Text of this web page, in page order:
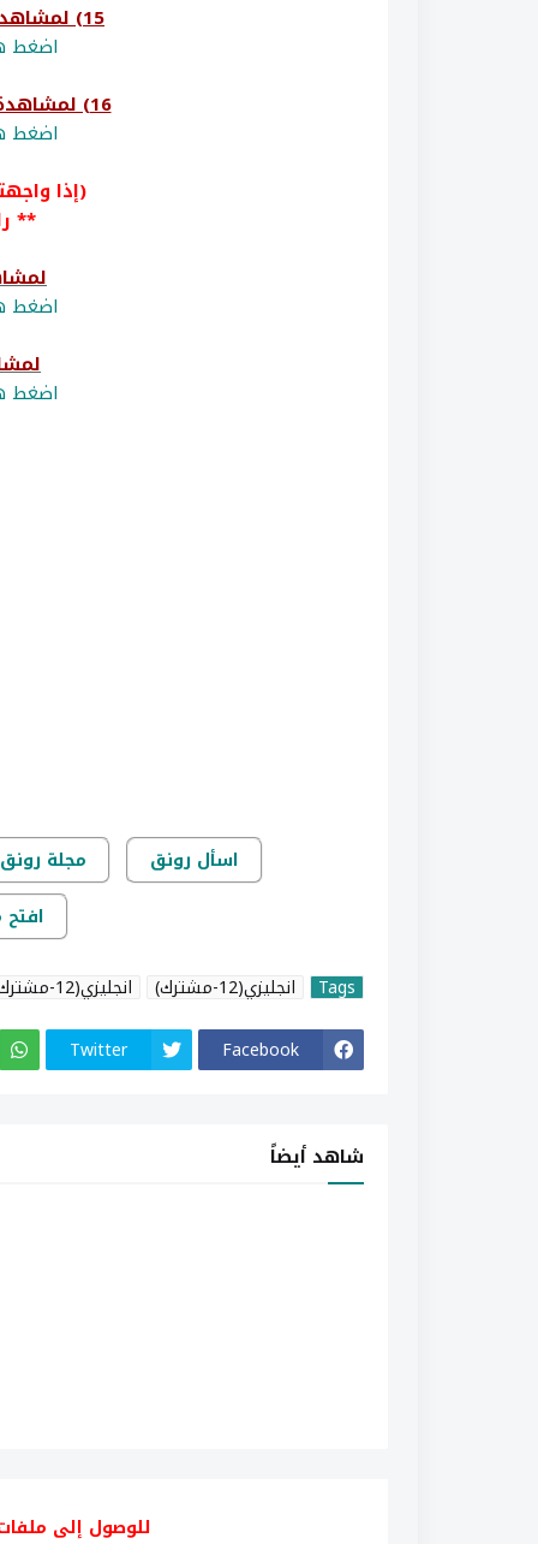
15) لمشاهدة و تحميل امتحان (بيرزيت)
اضغط
16) لمشاهدة و تحميل امتحان (بيت لحم)
اضغط
(إذا
**
اضغط
اضغط
اسأل رونق مجلة
Tags انجليزي(12-مشترك) انجليزي(12-مشترك) (أوراق)
Facebook
Twitter
شاهد أيضاً
للوصول إلى